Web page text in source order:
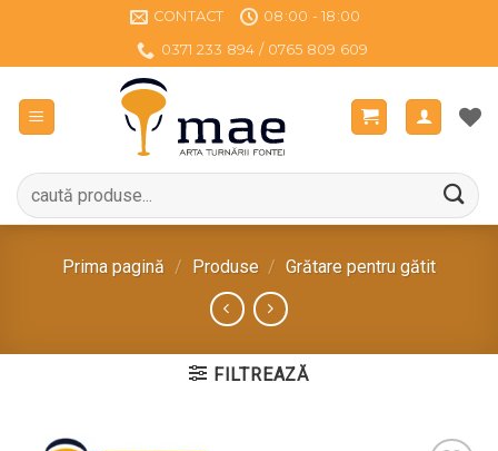
conținut
CONTACT
08:00 - 18:00
0371 233 894 / 0765 809 609
Caută
după:
Prima pagină / Produse / Grătare pentru gătit
FILTREAZĂ